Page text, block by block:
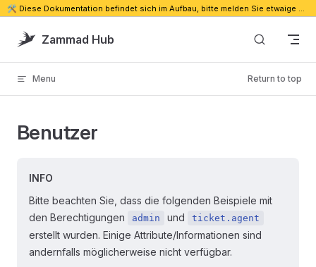
🛠️ Diese Dokumentation befindet sich im Aufbau, bitte melden Sie etwaige Probleme. 🔗
Skip to content
Zammad Hub
Menu Return to top
Benutzer
INFO
Bitte beachten Sie, dass die folgenden Beispiele mit
den Berechtigungen
admin und ticket.agent
erstellt wurden. Einige Attribute/Informationen sind
andernfalls möglicherweise nicht verfügbar.